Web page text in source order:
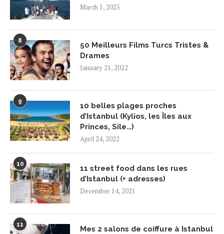
March 1, 2025
8
50 Meilleurs Films Turcs Tristes &
Drames
January 21, 2022
9
10 belles plages proches
d’Istanbul (Kylios, les Îles aux
Princes, Sile…)
April 24, 2022
10
11 street food dans les rues
d’Istanbul (+ adresses)
December 14, 2021
11
Mes 2 salons de coiffure à Istanbul